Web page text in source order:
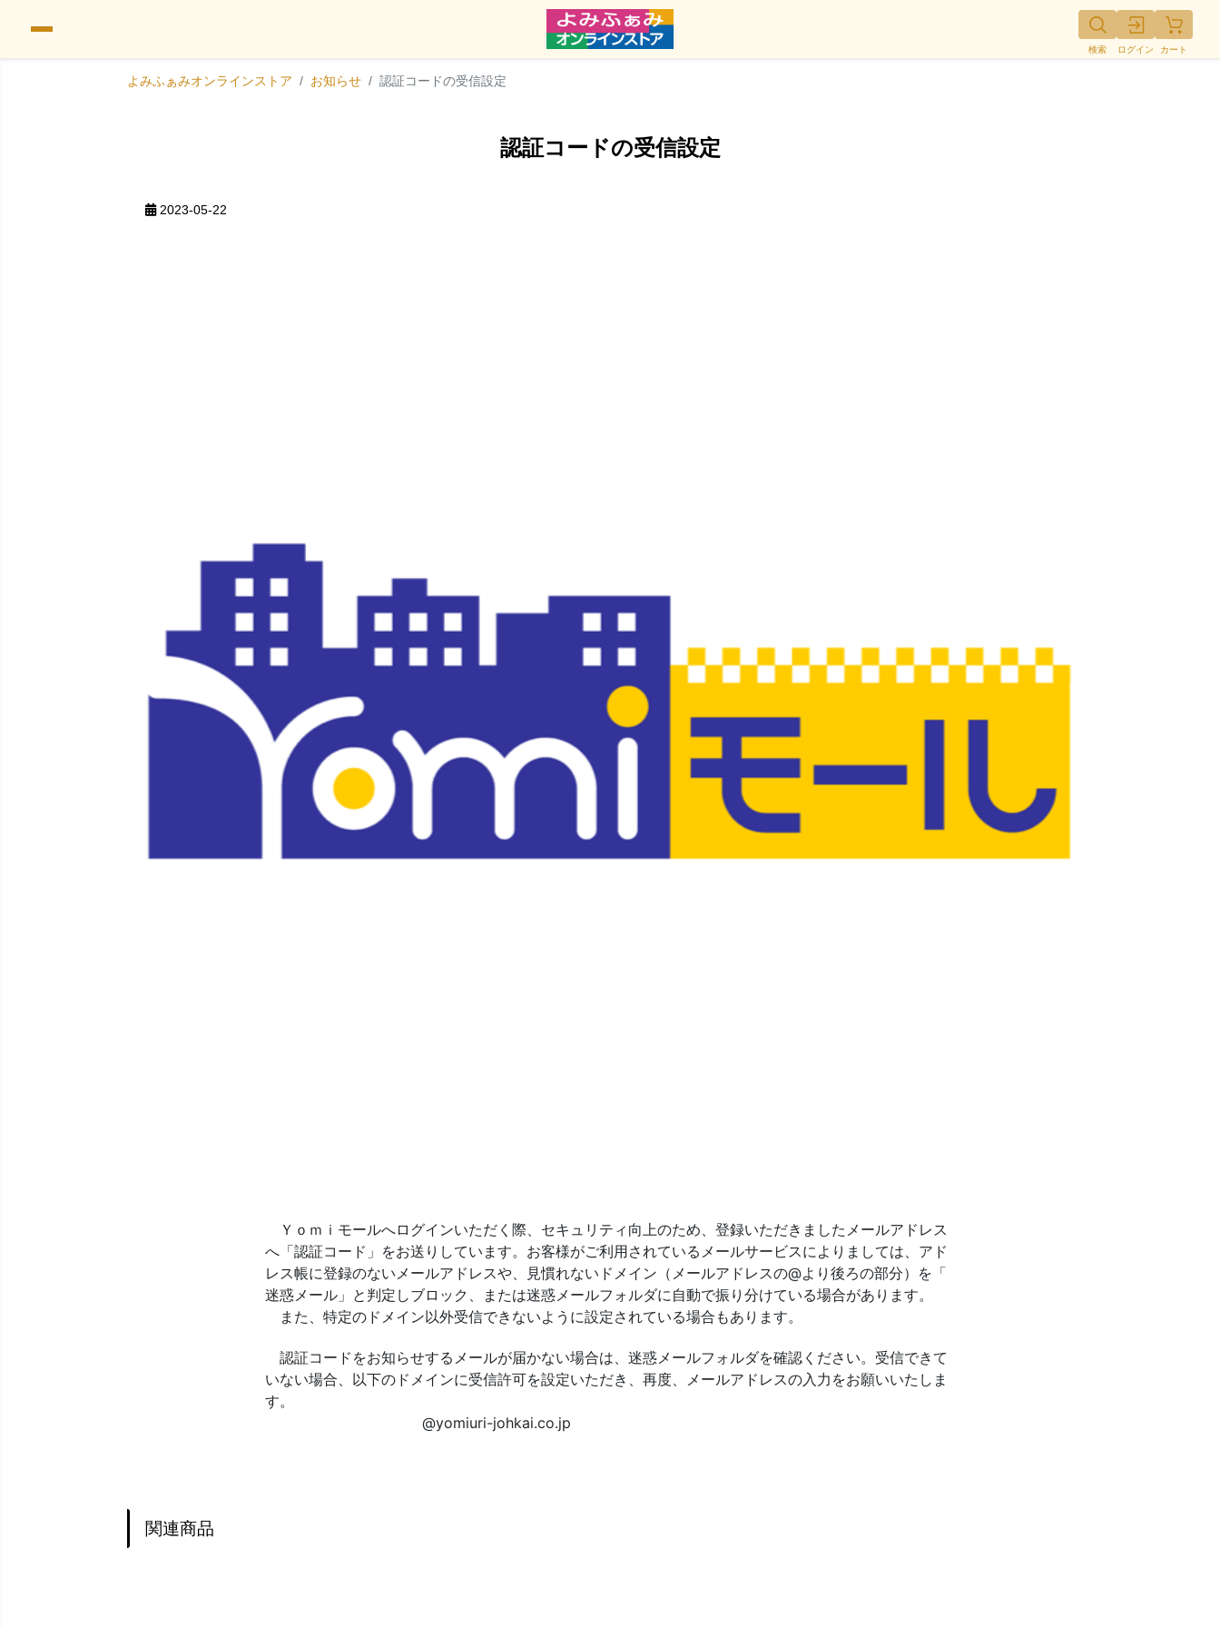
検索 ログイン カート
よみふぁみオンラインストア お知らせ 認証コードの受信設定
認証コードの受信設定
2023-05-22
Ｙｏｍｉモールへログインいただく際、セキュリティ向上のため、登録いただきましたメールアドレス
へ「認証コード」をお送りしています。お客様がご利用されているメールサービスによりましては、アド
レス帳に登録のないメールアドレスや、見慣れないドメイン（メールアドレスの@より後ろの部分）を「
迷惑メール」と判定しブロック、または迷惑メールフォルダに自動で振り分けている場合があります。
また、特定のドメイン以外受信できないように設定されている場合もあります。
認証コードをお知らせするメールが届かない場合は、迷惑メールフォルダを確認ください。受信できて
いない場合、以下のドメインに受信許可を設定いただき、再度、メールアドレスの入力をお願いいたしま
す。
@yomiuri-johkai.co.jp
関連商品